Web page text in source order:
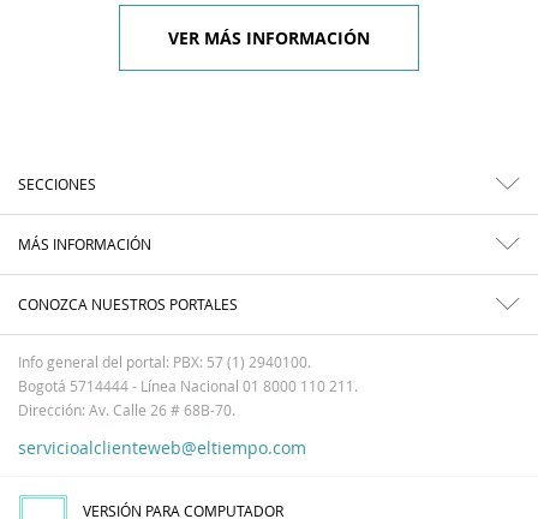
VER MÁS INFORMACIÓN
SECCIONES
MÁS INFORMACIÓN
CONOZCA NUESTROS PORTALES
Info general del portal: PBX: 57 (1) 2940100.
Bogotá 5714444 - Línea Nacional 01 8000 110 211.
Dirección: Av. Calle 26 # 68B-70.
servicioalclienteweb@eltiempo.com
VERSIÓN PARA COMPUTADOR